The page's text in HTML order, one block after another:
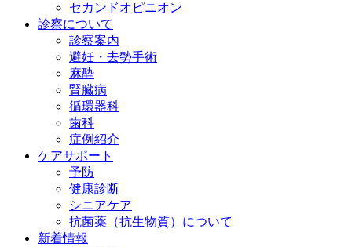
セカンドオピニオン
診察について
診察案内
避妊・去勢手術
麻酔
腎臓病
循環器科
歯科
症例紹介
ケアサポート
予防
健康診断
シニアケア
抗菌薬（抗生物質）について
新着情報